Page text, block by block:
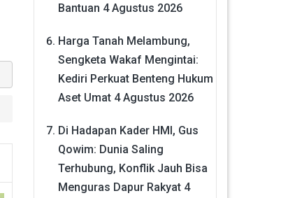
Bantuan 4 Agustus 2026
Harga Tanah Melambung,
Sengketa Wakaf Mengintai:
Kediri Perkuat Benteng Hukum
Aset Umat 4 Agustus 2026
Di Hadapan Kader HMI, Gus
Qowim: Dunia Saling
Terhubung, Konflik Jauh Bisa
Menguras Dapur Rakyat 4